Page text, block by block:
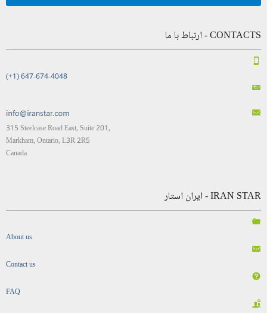
CONTACTS - ارتباط با ما
(+1) 647-674-4048
315 Steelcase Road East, Suite 201,
Markham, Ontario, L3R 2R5
Canada
IRAN STAR - ایران استار
About us
Contact us
FAQ